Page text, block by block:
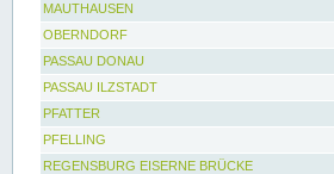
MAUTHAUSEN
OBERNDORF
PASSAU DONAU
PASSAU ILZSTADT
PFATTER
PFELLING
REGENSBURG EISERNE BRÜCKE